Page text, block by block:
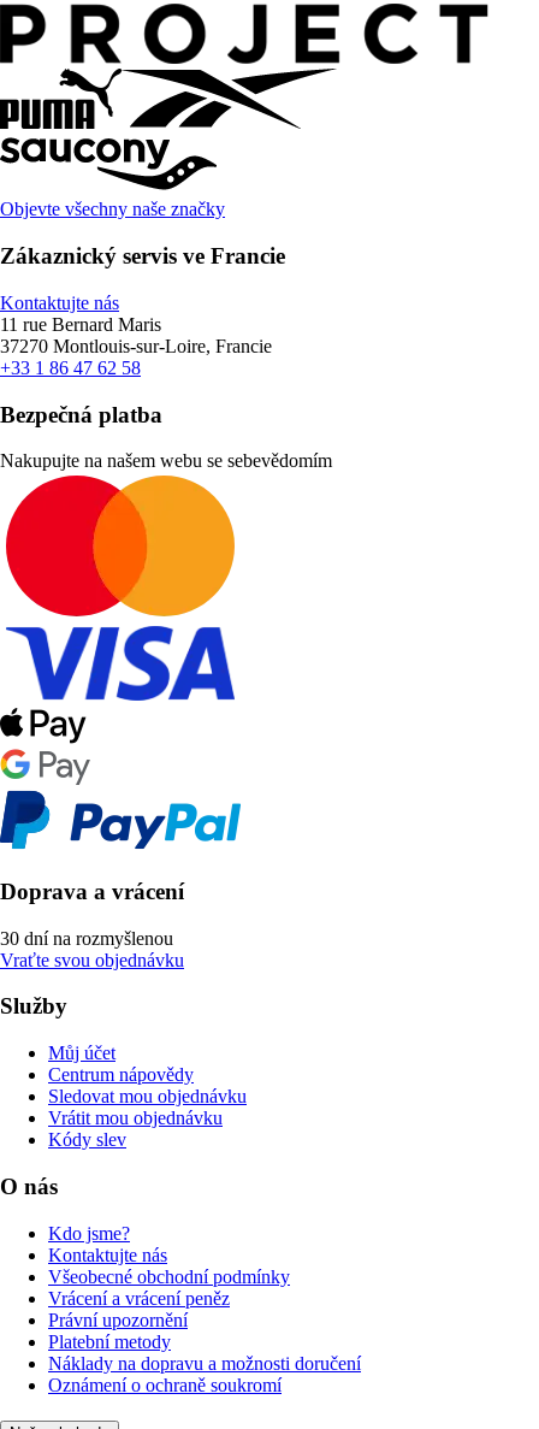
Objevte všechny naše značky
Zákaznický servis ve Francie
Kontaktujte nás
11 rue Bernard Maris
37270 Montlouis-sur-Loire, Francie
+33 1 86 47 62 58
Bezpečná platba
Nakupujte na našem webu se sebevědomím
Doprava a vrácení
30 dní na rozmyšlenou
Vraťte svou objednávku
Služby
Můj účet
Centrum nápovědy
Sledovat mou objednávku
Vrátit mou objednávku
Kódy slev
O nás
Kdo jsme?
Kontaktujte nás
Všeobecné obchodní podmínky
Vrácení a vrácení peněz
Právní upozornění
Platební metody
Náklady na dopravu a možnosti doručení
Oznámení o ochraně soukromí